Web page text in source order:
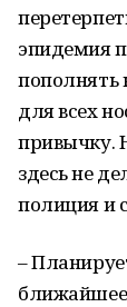
эпидемия
пополнять
для всех
привычку.
здесь не
полиция и
–